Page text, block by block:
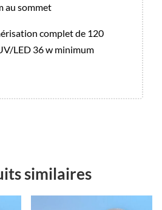
au sommet
complet de 120
LED 36 w minimum
similaires